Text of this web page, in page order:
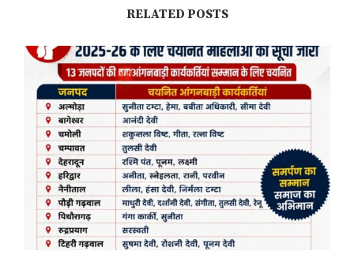
RELATED POSTS